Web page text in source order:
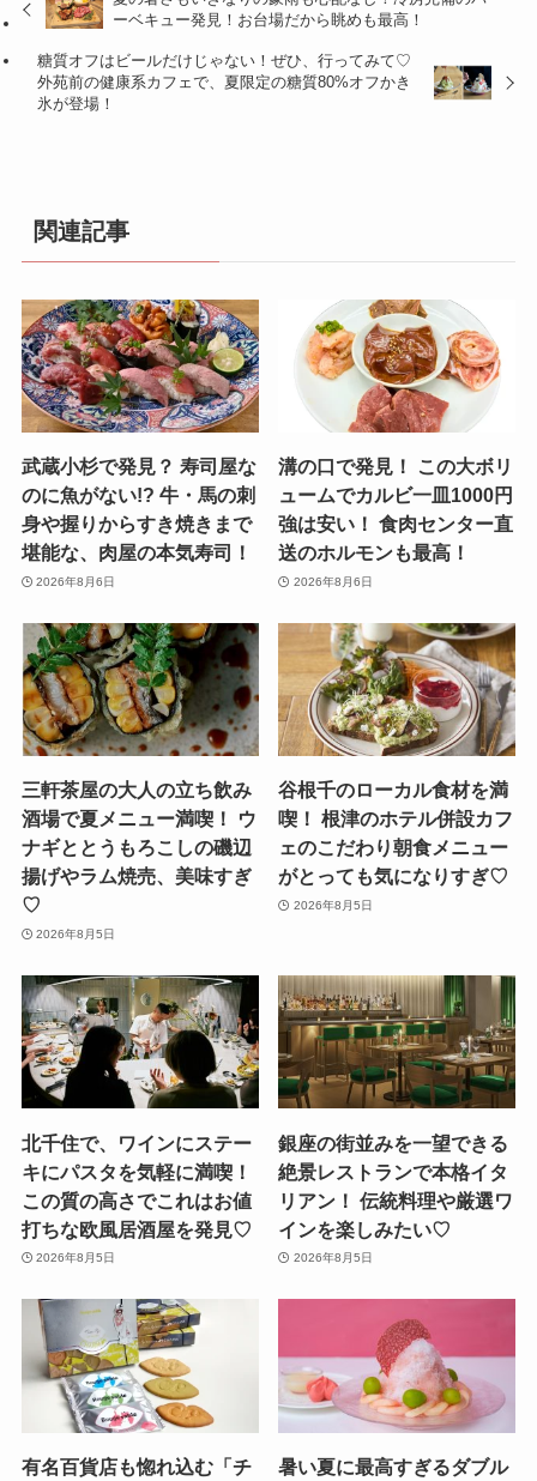
ーベキュー発見！お台場だから眺めも最高！
糖質オフはビールだけじゃない！ぜひ、行ってみて♡
外苑前の健康系カフェで、夏限定の糖質80%オフかき
氷が登場！
関連記事
武蔵小杉で発見？ 寿司屋な
のに魚がない!? 牛・馬の刺
身や握りからすき焼きまで
堪能な、肉屋の本気寿司！
2026年8月6日
溝の口で発見！ この大ボリ
ュームでカルビ一皿1000円
強は安い！ 食肉センター直
送のホルモンも最高！
2026年8月6日
三軒茶屋の大人の立ち飲み
酒場で夏メニュー満喫！ ウ
ナギととうもろこしの磯辺
揚げやラム焼売、美味すぎ
♡
2026年8月5日
谷根千のローカル食材を満
喫！ 根津のホテル併設カフ
ェのこだわり朝食メニュー
がとっても気になりすぎ♡
2026年8月5日
北千住で、ワインにステー
キにパスタを気軽に満喫！
この質の高さでこれはお値
打ちな欧風居酒屋を発見♡
2026年8月5日
銀座の街並みを一望できる
絶景レストランで本格イタ
リアン！ 伝統料理や厳選ワ
インを楽しみたい♡
2026年8月5日
有名百貨店も惚れ込む「チ
暑い夏に最高すぎるダブル